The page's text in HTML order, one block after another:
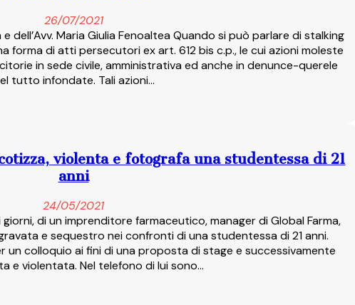
26/07/2021
e dell’Avv. Maria Giulia Fenoaltea Quando si può parlare di stalking
forma di atti persecutori ex art. 612 bis c.p., le cui azioni moleste
in sede civile, amministrativa ed anche in denunce-querele
tutto infondate. Tali azioni…
violenta e fotografa una studentessa di 21
anni
24/05/2021
di un imprenditore farmaceutico, manager di Global Farma,
e sequestro nei confronti di una studentessa di 21 anni.
un colloquio ai fini di una proposta di stage e successivamente
e violentata. Nel telefono di lui sono…